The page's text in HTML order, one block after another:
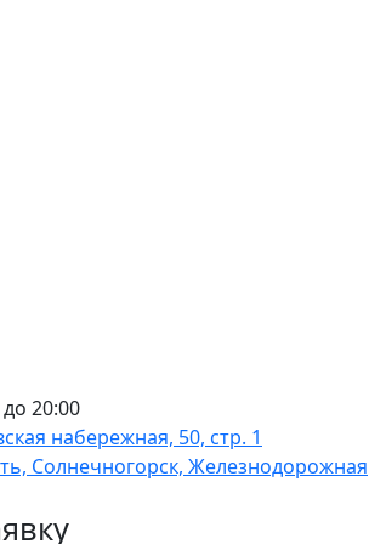
20:00
набережная, 50, стр. 1
Солнечногорск, Железнодорожная